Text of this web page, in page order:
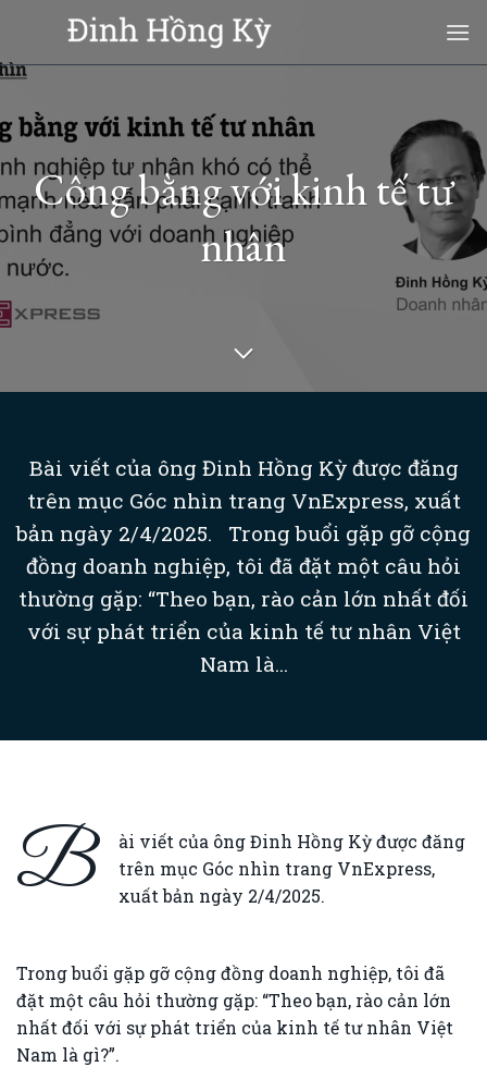
content
Công bằng với kinh tế tư
nhân
Bài viết của ông Đinh Hồng Kỳ được đăng
trên mục Góc nhìn trang VnExpress, xuất
bản ngày 2/4/2025. Trong buổi gặp gỡ cộng
đồng doanh nghiệp, tôi đã đặt một câu hỏi
thường gặp: “Theo bạn, rào cản lớn nhất đối
với sự phát triển của kinh tế tư nhân Việt
Nam là...
B
ài viết của ông Đinh Hồng Kỳ được đăng
trên mục Góc nhìn trang VnExpress,
xuất bản ngày 2/4/2025.
Trong buổi gặp gỡ cộng đồng doanh nghiệp, tôi đã
đặt một câu hỏi thường gặp: “Theo bạn, rào cản lớn
nhất đối với sự phát triển của kinh tế tư nhân Việt
Nam là gì?”.